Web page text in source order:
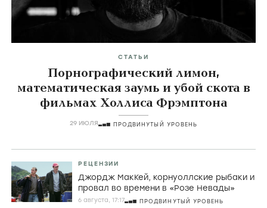
СТАТЬИ
Порнографический лимон,
математическая заумь и убой скота в
фильмах Холлиса Фрэмптона
29 ИЮЛЯ ПРОДВИНУТЫЙ УРОВЕНЬ
РЕЦЕНЗИИ
Джордж МакКей, корнуоллские рыбаки и
провал во времени в «Розе Невады»
6 августа, 17:17 ПРОДВИНУТЫЙ УРОВЕНЬ